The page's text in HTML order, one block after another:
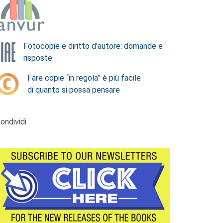
Fotocopie e diritto d’autore: domande e
risposte
Fare copie “in regola” è più facile
di quanto si possa pensare
: